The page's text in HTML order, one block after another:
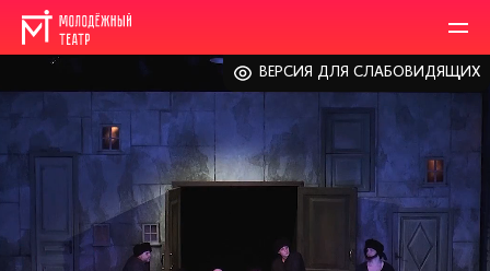
ВЕРСИЯ ДЛЯ СЛАБОВИДЯЩИХ